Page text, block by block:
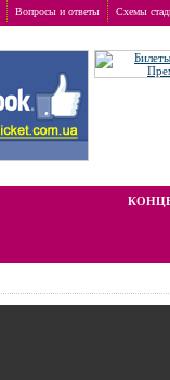
Вопросы и ответы Схемы